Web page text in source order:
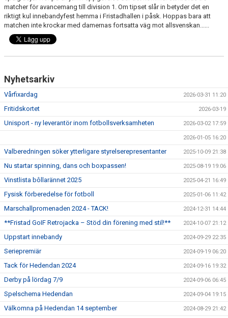
matcher för avancemang till division 1. Om tipset slår in betyder det en
riktigt kul innebandyfest hemma i Fristadhallen i påsk. Hoppas bara att
matchen inte krockar med damernas fortsatta väg mot allsvenskan......
Nyhetsarkiv
Vårfixardag 2026-03-31 11:20
Fritidskortet 2026-03-19
Unisport - ny leverantör inom fotbollsverksamheten 2026-03-02 17:59
2026-01-05 16:20
Valberedningen söker ytterligare styrelserepresentanter 2025-10-09 21:38
Nu startar spinning, dans och boxpassen! 2025-08-19 19:06
Vinstlista bôllarännet 2025 2025-04-21 16:49
Fysisk förberedelse för fotboll 2025-01-06 11:42
Marschallpromenaden 2024 - TACK! 2024-12-31 14:44
**Fristad GoIF Retrojacka – Stöd din förening med stil!** 2024-10-07 21:12
Uppstart innebandy 2024-09-29 22:35
Seriepremiär 2024-09-19 06:20
Tack för Hedendan 2024 2024-09-16 19:32
Derby på lördag 7/9 2024-09-06 06:45
Spelschema Hedendan 2024-09-04 19:15
Välkomna på Hedendan 14 september 2024-08-29 21:42